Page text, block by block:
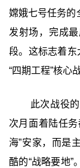
嫦娥七号任务的
发射场，完成
段。这标志着东
“四期工程”核心
此次战役
次月面着陆任
海”安家，而是
酷的“战略要地